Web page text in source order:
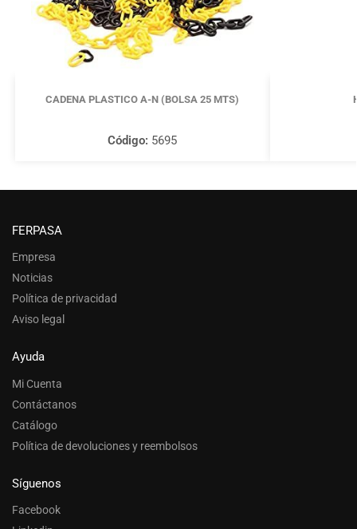
CADENA PLASTICO A-N (BOLSA 25 MTS)
Código: 5695
FERPASA
Empresa
Noticias
Política de privacidad
Aviso legal
Ayuda
Mi Cuenta
Contáctanos
Catálogo
Política de devoluciones y reembolsos
Síguenos
Facebook